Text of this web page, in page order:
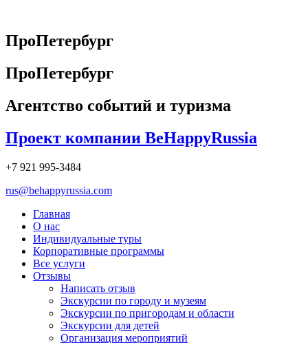
содержимому
ПроПетербург
ПроПетербург
Агентство событий и туризма
Проект компании BeHappyRussia
+7 921 995-3484
rus@behappyrussia.com
Главная
О нас
Индивидуальные туры
Корпоративные программы
Все услуги
Отзывы
Написать отзыв
Экскурсии по городу и музеям
Экскурсии по пригородам и области
Экскурсии для детей
Организация мероприятий